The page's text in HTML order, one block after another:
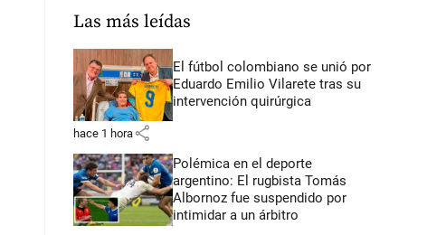
Las más leídas
El fútbol colombiano se unió por
Eduardo Emilio Vilarete tras su
intervención quirúrgica
hace 1 hora share
Polémica en el deporte
argentino: El rugbista Tomás
Albornoz fue suspendido por
intimidar a un árbitro